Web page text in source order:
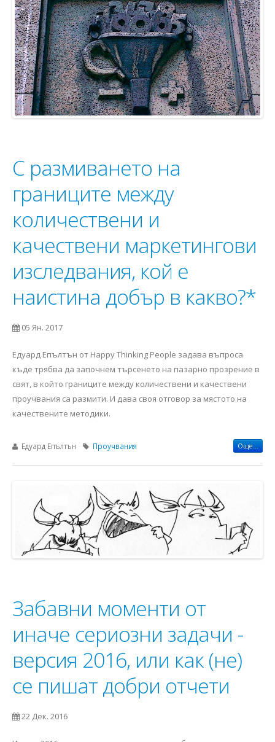
С размиването на
границите между
количествени и
качествени маркетингови
изследвания, кой е
наистина добър в какво?*
05 Ян. 2017
Едуард Епълтън от Happy Thinking People задава въпроса
къде трябва да започнем търсенето на пазарно прозрение в
свят, в който границите между количествени и качествени
проучвания са размити. И дава своя отговор за мястото на
качествените методики.
Едуард Епълтън Проучвания Още...
Забавни моменти от
иначе сериозни задачи -
версия 2016, или как (не)
се пишат добри отчети
22 Дек. 2016